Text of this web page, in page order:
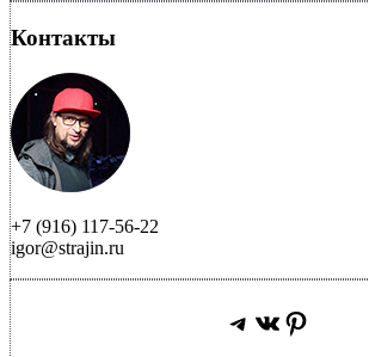
Контакты
+7 (916) 117-56-22
igor@strajin.ru
Telegram
ВКонтакте
Pinterest